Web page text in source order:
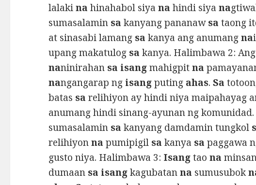
lalakina hinahabol siyana hindi siyana
sumasalamin sa kanyang pananawsa taong
at sinasabi lamang sa kanya ang anumangna
upang makatulog sa kanya. Halimbawa 2: Ang
naninirahan sa isangmahigpitna
nangangarap ng isangputing ahas.Sa
batas sa relihiyon ay hindi niya maipahayag
anumang hindi sinang-ayunan ng
sumasalamin sa kanyang damdamin tungkol
relihiyonna pumipigil sa kanya sa paggawa
gusto niya. Halimbawa 3: Isangtaona
dumaan sa isangkagubatanna sumusubok